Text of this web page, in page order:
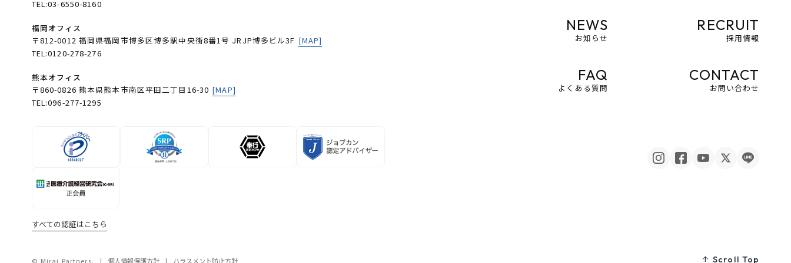
Scroll Top
TEL:03-6550-8160
福岡オフィス
〒812-0012 福岡県福岡市博多区博多駅中央街8番1号 JRJP博多ビル3F [MAP]
TEL:0120-278-276
熊本オフィス
〒860-0826 熊本県熊本市南区平田二丁目16-30 [MAP]
TEL:096-277-1295
すべての認証はこちら
NEWS
お知らせ
RECRUIT
採用情報
FAQ
よくある質問
CONTACT
お問い合わせ
© Mirai Partners. 個人情報保護方針 ハラスメント防止方針